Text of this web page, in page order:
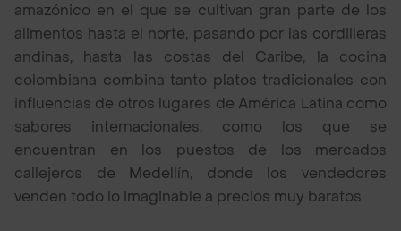
amazónico en el que se cultivan gran parte de los
alimentos hasta el norte, pasando por las cordilleras
andinas, hasta las costas del Caribe, la cocina
colombiana combina tanto platos tradicionales con
influencias de otros lugares de América Latina como
sabores internacionales, como los que se
encuentran en los puestos de los mercados
callejeros de Medellín, donde los vendedores
venden todo lo imaginable a precios muy baratos.